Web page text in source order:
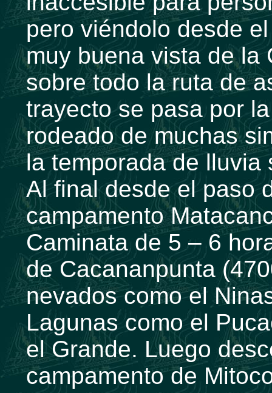
pero viéndolo desde
muy buena vista de la
sobre todo la ruta de
trayecto se pasa por
rodeado de muchas
la temporada de lluvia
Al final desde el paso
campamento
Caminata de 5 – 6
de Cacananpunta
nevados como el
Lagunas como el
el Grande. Luego
campamento de